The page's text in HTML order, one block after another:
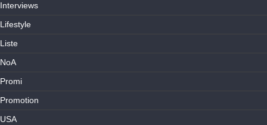
Interviews
Lifestyle
Liste
NoA
Promi
Promotion
USA